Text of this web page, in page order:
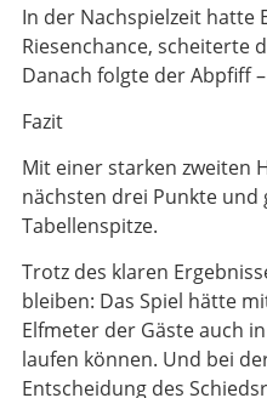
In der Nachspielzeit hatte
Riesenchance, scheiterte
Danach folgte der Abpfiff
Fazit
Mit einer starken zweiten
nächsten drei Punkte
Tabellenspitze.
Trotz des klaren
bleiben: Das Spiel hätte
Elfmeter der Gäste auch
laufen können. Und bei
Entscheidung des